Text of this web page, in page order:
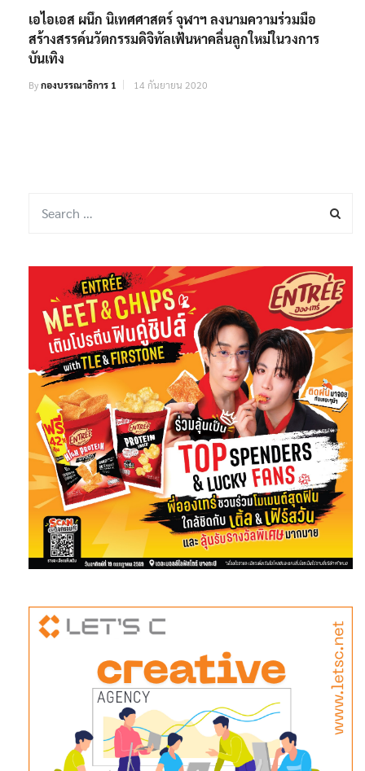
เอไอเอส ผนึก นิเทศศาสตร์ จุฬาฯ ลงนามความร่วมมือ
สร้างสรรค์นวัตกรรมดิจิทัลเฟ้นหาคลื่นลูกใหม่ในวงการ
บันเทิง
Byกองบรรณาธิการ 1 14 กันยายน 2020